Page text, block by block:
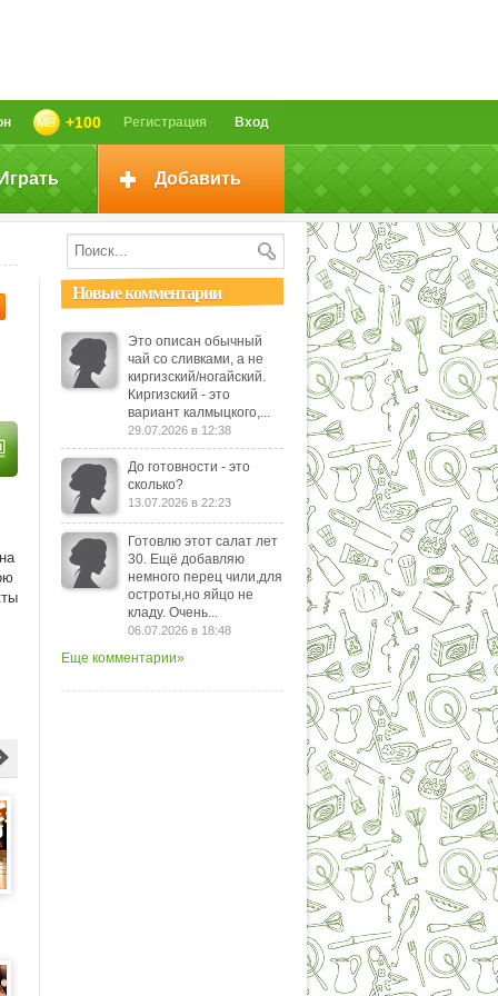
Вход
Регистрация
+100
Добавить
Новые комментарии
Это описан обычный
чай со сливками, а не
киргизский/ногайский.
Киргизский - это
вариант калмыцкого,...
29.07.2026 в 12:38
До готовности - это
сколько?
13.07.2026 в 22:23
Готовлю этот салат лет
30. Ещё добавляю
немного перец чили,для
остроты,но яйцо не
кладу. Очень...
06.07.2026 в 18:48
Еще комментарии»